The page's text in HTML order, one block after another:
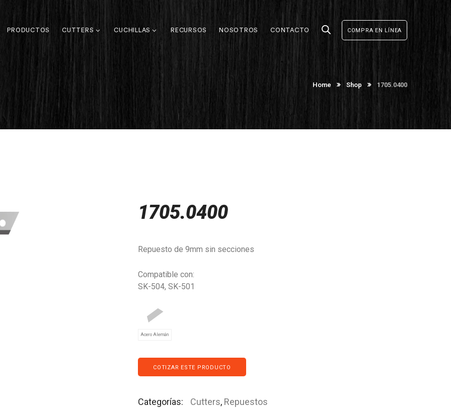
COMPRA EN LÍNEA
PRODUCTOS CUTTERS CUCHILLAS RECURSOS NOSOTROS CONTACTO
Home Shop 1705.0400
1705.0400
Repuesto de 9mm sin secciones
Compatible con:
SK-504, SK-501
Acero Alemán
COTIZAR ESTE PRODUCTO
Categorías: Cutters, Repuestos